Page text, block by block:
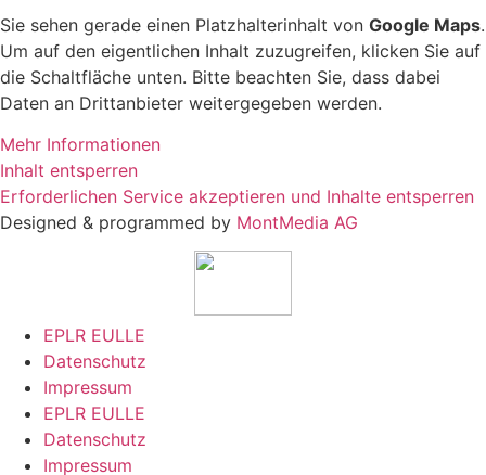
Sie sehen gerade einen Platzhalterinhalt von Google Maps.
Um auf den eigentlichen Inhalt zuzugreifen, klicken Sie auf
die Schaltfläche unten. Bitte beachten Sie, dass dabei
Daten an Drittanbieter weitergegeben werden.
Mehr Informationen
Inhalt entsperren
Erforderlichen Service akzeptieren und Inhalte entsperren
Designed & programmed by MontMedia AG
EPLR EULLE
Datenschutz
Impressum
EPLR EULLE
Datenschutz
Impressum